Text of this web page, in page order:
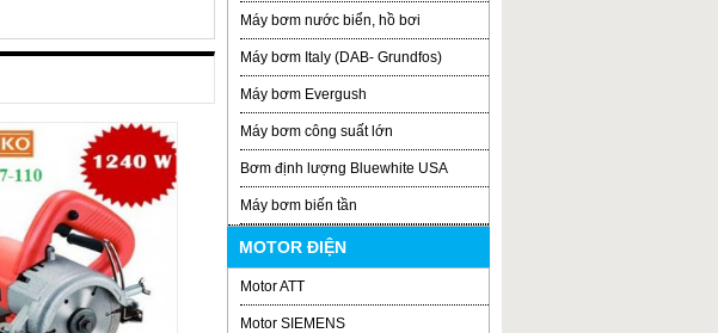
Máy bơm nước biển, hồ bơi
Máy bơm Italy (DAB- Grundfos)
Máy bơm Evergush
Máy bơm công suất lớn
Bơm định lượng Bluewhite USA
Máy bơm biến tần
MOTOR ĐIỆN
Motor ATT
Motor SIEMENS